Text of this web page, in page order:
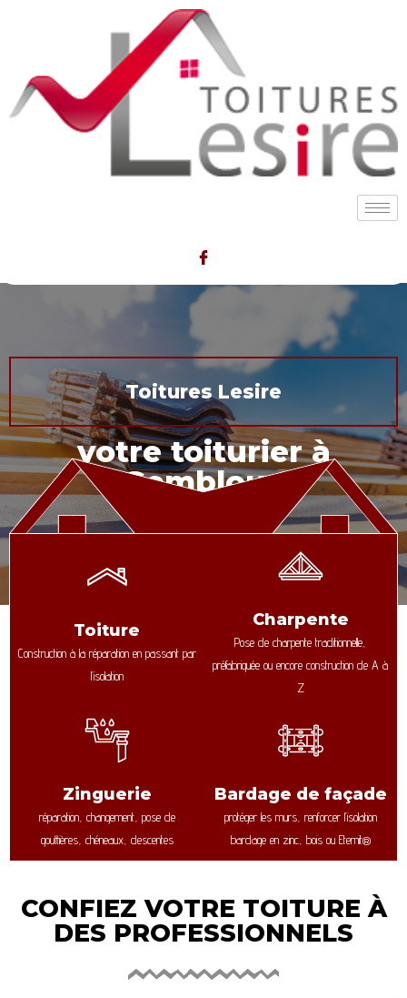
Toitures Lesire
votre toiturier à
Gembloux
Toiture
Construction à la réparation en passant par
l’isolation
Charpente
Pose de charpente traditionnelle,
préfabriquée ou encore construction de A à
Z
Zinguerie
réparation, changement, pose de
gouttières, chéneaux, descentes
Bardage de façade
protéger les murs, renforcer l’isolation
bardage en zinc, bois ou Eternit®
CONFIEZ VOTRE TOITURE À
DES PROFESSIONNELS